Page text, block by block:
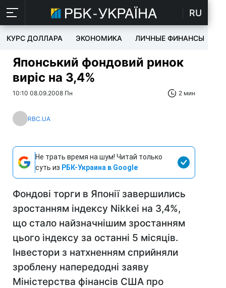
RU
КУРС ДОЛЛАРА ЭКОНОМИКА ЛИЧНЫЕ ФИНАНСЫ
Японський фондовий ринок
виріс на 3,4%
10:10 08.09.2008 Пн 2 мин
RBC.UA
Не трать время на шум! Читай только
суть из РБК-Украина в Google
Фондові торги в Японії завершились
зростанням індексу Nikkei на 3,4%,
що стало найзначнішим зростанням
цього індексу за останні 5 місяців.
Інвестори з натхненням сприйняли
зроблену напередодні заяву
Міністерства фінансів США про